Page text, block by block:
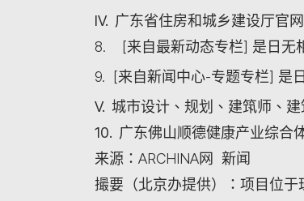
IV. 广东省住房和城乡建设厅官
8. [来自最新动态专栏] 是日无
9. [来自新闻中心-专题专栏] 是
V. 城市设计、规划、建筑师、
10. 广东佛山顺德健康产业综合
来源：ARCHINA网 新闻
撮要（北京办提供）：项目位